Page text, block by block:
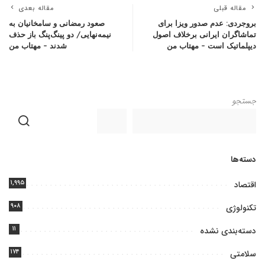
مقاله قبلی
بروجردی: عدم صدور ویزا برای
تماشاگران ایرانی برخلاف اصول
دیپلماتیک است – مهتاب من
مقاله بعدی
صعود رمضانی و سامخانیان به
نیمه‌نهایی/ دو پینگ‌پنگ باز حذف
شدند – مهتاب من
جستجو
دسته‌ها
اقتصاد ۱,۹۹۵
تکنولوژی ۹۰۸
دسته‌بندی نشده ۱۱
سلامتی ۱۷۴